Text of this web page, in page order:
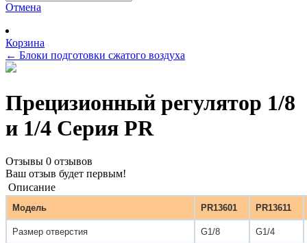
Отмена
Корзина
← Блоки подготовки сжатого воздуха
Прецизионный регулятор 1/8
и 1/4 Серия PR
Отзывы 0 отзывов
Ваш отзыв будет первым!
Описание
Модель PR13601 PR13611
Размер отверстия G1/8 G1/4